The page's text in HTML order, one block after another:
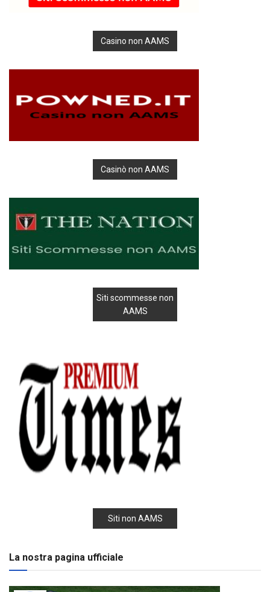
Casino non AAMS
Casinò non AAMS
Siti scommesse non
AAMS
Siti non AAMS
La nostra pagina ufficiale